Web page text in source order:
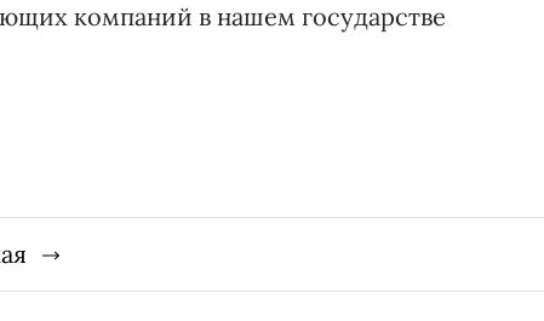
компаний в нашем государстве